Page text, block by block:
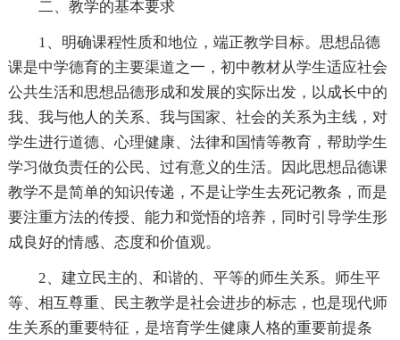
二、教学的基本要求
1、明确课程性质和地位，端正教学目标。思想品德
课是中学德育的主要渠道之一，初中教材从学生适应社会
公共生活和思想品德形成和发展的实际出发，以成长中的
我、我与他人的关系、我与国家、社会的关系为主线，对
学生进行道德、心理健康、法律和国情等教育，帮助学生
学习做负责任的公民、过有意义的生活。因此思想品德课
教学不是简单的知识传递，不是让学生去死记教条，而是
要注重方法的传授、能力和觉悟的培养，同时引导学生形
成良好的情感、态度和价值观。
2、建立民主的、和谐的、平等的师生关系。师生平
等、相互尊重、民主教学是社会进步的标志，也是现代师
生关系的重要特征，是培育学生健康人格的重要前提条